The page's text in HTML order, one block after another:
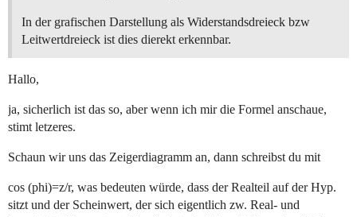
In der grafischen Darstellung als Widerstandsdreieck bzw
Leitwertdreieck ist dies dierekt erkennbar.
Hallo,
ja, sicherlich ist das so, aber wenn ich mir die Formel anschaue,
stimt letzeres.
Schaun wir uns das Zeigerdiagramm an, dann schreibst du mit
cos (phi)=z/r, was bedeuten würde, dass der Realteil auf der Hyp.
sitzt und der Scheinwert, der sich eigentlich zw. Real- und